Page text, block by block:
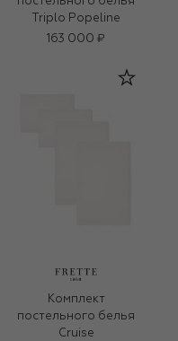
Triplo Popeline
163 000 ₽
Комплект
постельного белья
Cruise